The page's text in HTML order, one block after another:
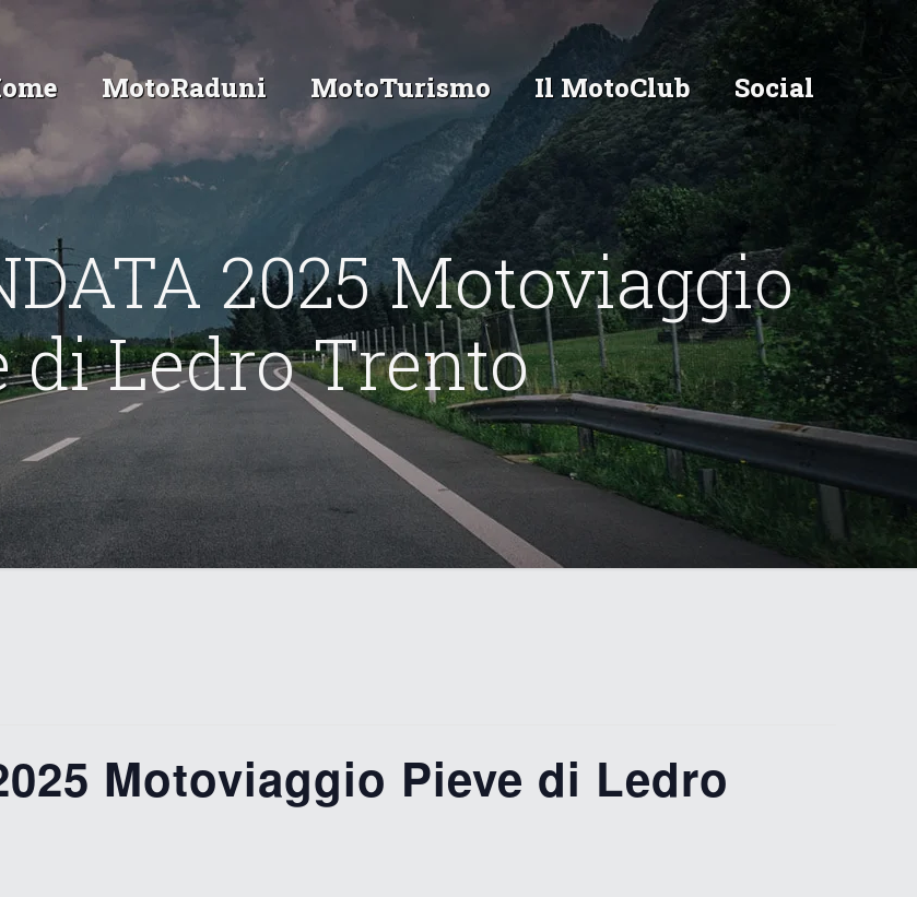
MotoRaduni MotoTurismo Il MotoClub Social
2025 Motoviaggio
di Ledro Trento
Motoviaggio Pieve di Ledro